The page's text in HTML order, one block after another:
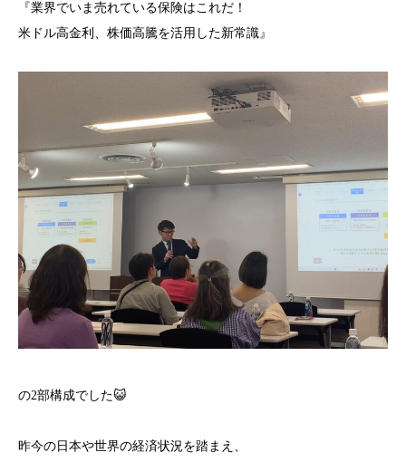
『業界でいま売れている保険はこれだ！
米ドル高金利、株価高騰を活用した新常識』
の2部構成でした😺
昨今の日本や世界の経済状況を踏まえ、